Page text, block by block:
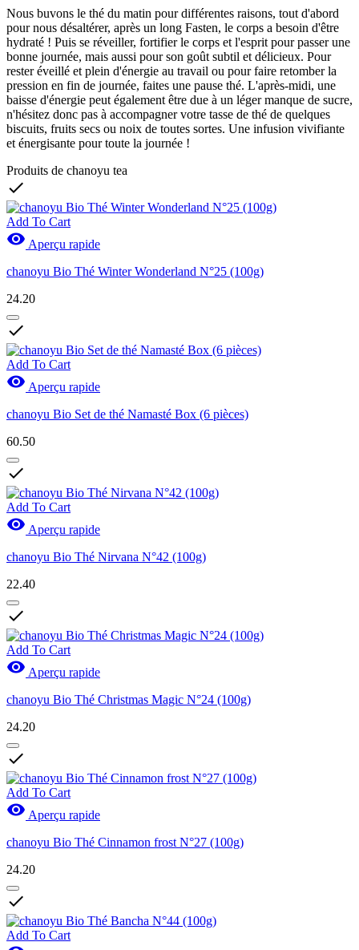
Nous buvons le thé du matin pour différentes raisons, tout d'abord
pour nous désaltérer, après un long Fasten, le corps a besoin d'être
hydraté ! Puis se réveiller, fortifier le corps et l'esprit pour passer une
bonne journée, mais aussi pour son goût subtil et délicieux. Pour
rester éveillé et plein d'énergie au travail ou pour faire retomber la
pression en fin de journée, faites une pause thé. L'après-midi, une
baisse d'énergie peut également être due à un léger manque de sucre,
n'hésitez donc pas à accompagner votre tasse de thé de quelques
biscuits, fruits secs ou noix de toutes sortes. Une infusion vivifiante
et énergisante pour toute la journée !
Produits de chanoyu tea

Add To Cart
 Aperçu rapide
chanoyu Bio Thé Winter Wonderland N°25 (100g)
24.20

Add To Cart
 Aperçu rapide
chanoyu Bio Set de thé Namasté Box (6 pièces)
60.50

Add To Cart
 Aperçu rapide
chanoyu Bio Thé Nirvana N°42 (100g)
22.40

Add To Cart
 Aperçu rapide
chanoyu Bio Thé Christmas Magic N°24 (100g)
24.20

Add To Cart
 Aperçu rapide
chanoyu Bio Thé Cinnamon frost N°27 (100g)
24.20

Add To Cart